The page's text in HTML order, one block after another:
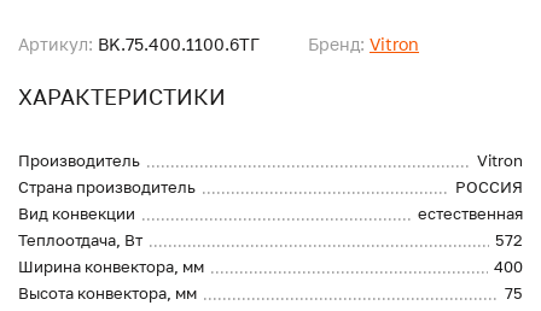
Артикул: BK.75.400.1100.6ТГ Бренд: Vitron
ХАРАКТЕРИСТИКИ
Производитель
Vitron
Страна производитель
РОССИЯ
Вид конвекции
естественная
Теплоотдача, Вт
572
Ширина конвектора, мм
400
Высота конвектора, мм
75